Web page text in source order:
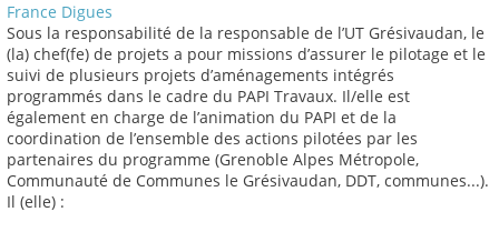
France Digues
Sous la responsabilité de la responsable de l’UT Grésivaudan, le
(la) chef(fe) de projets a pour missions d’assurer le pilotage et le
suivi de plusieurs projets d’aménagements intégrés
programmés dans le cadre du PAPI Travaux. Il/elle est
également en charge de l’animation du PAPI et de la
coordination de l’ensemble des actions pilotées par les
partenaires du programme (Grenoble Alpes Métropole,
Communauté de Communes le Grésivaudan, DDT, communes...).
Il (elle) :